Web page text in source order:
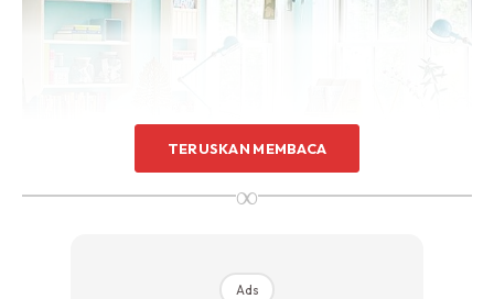
TERUSKAN MEMBACA
∞
Ads